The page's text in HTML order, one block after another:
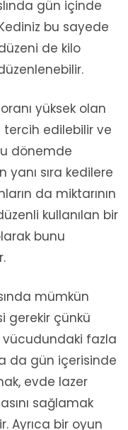
gün içinde
bu sayede
de kilo
yüksek olan
edilebilir ve
dönemde
yanı sıra kedilere
da miktarının
kullanılan bir
bunu
mümkün
gerekir çünkü
fazla
da gün içerisinde
evde lazer
sağlamak
Ayrıca bir oyun